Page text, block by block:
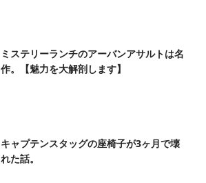
ミステリーランチのアーバンアサルトは名
作。【魅力を大解剖します】
キャプテンスタッグの座椅子が3ヶ月で壊
れた話。